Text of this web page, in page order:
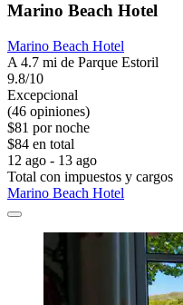
Marino Beach Hotel
Marino Beach Hotel
A 4.7 mi de Parque Estoril
9.8/10
Excepcional
(46 opiniones)
$81 por noche
$84 en total
12 ago - 13 ago
Total con impuestos y cargos
Marino Beach Hotel